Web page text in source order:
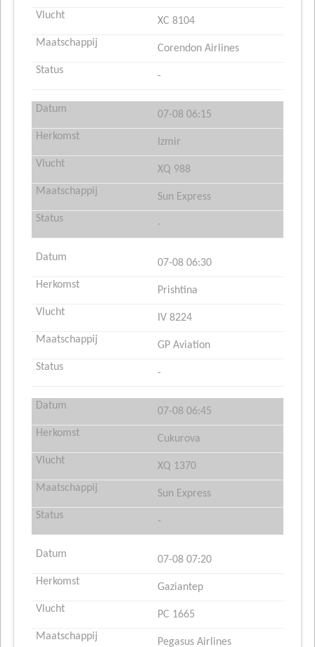
XC 8104
Corendon Airlines
-
07-08 06:15
Izmir
XQ 988
Sun Express
-
07-08 06:30
Prishtina
IV 8224
GP Aviation
-
07-08 06:45
Cukurova
XQ 1370
Sun Express
-
07-08 07:20
Gaziantep
PC 1665
Pegasus Airlines